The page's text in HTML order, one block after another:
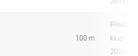
100 m
kluci
2019)